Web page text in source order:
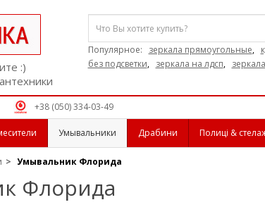
:)
Популярное: зеркала прямоугольные,
без подсветки, зеркала на лдсп,
+38 (050) 334-03-49
Умывальники Драбини Полиці &
Умывальник Флорида
Флорида